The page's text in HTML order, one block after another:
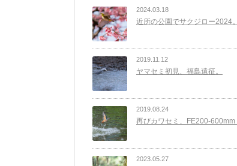
2024.03.18
近所の公園でサクジロー2024
2019.11.12
ヤマセミ初見、福島遠征。
2019.08.24
再びカワセミ、FE200-600mm
2023.05.27